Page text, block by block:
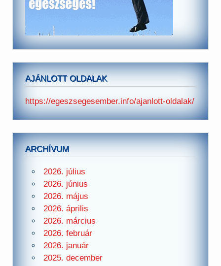
AJÁNLOTT OLDALAK
https://egeszsegesember.info/ajanlott-oldalak/
ARCHÍVUM
2026. július
2026. június
2026. május
2026. április
2026. március
2026. február
2026. január
2025. december